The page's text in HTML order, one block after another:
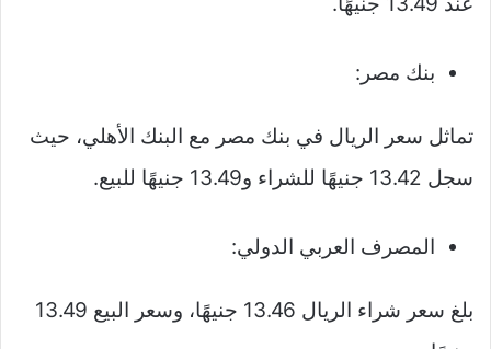
بنك مصر:
تماثل سعر الريال في بنك مصر مع البنك الأهلي، حيث
سجل 13.42 جنيهًا للشراء و13.49 جنيهًا للبيع.
المصرف العربي الدولي:
بلغ سعر شراء الريال 13.46 جنيهًا، وسعر البيع 13.49